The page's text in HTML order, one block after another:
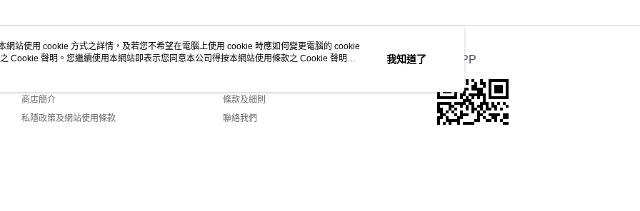
關於我們
商店簡介
私隱政策及網站使用條款
客戶服務
條款及細則
聯絡我們
官方APP
網站使用 cookie 方式之詳情，及若您不希望在電腦上使用 cookie 時應如何變更電腦的 cookie
之 Cookie 聲明。您繼續使用本網站即表示您同意本公司得按本網站使用條款之 Cookie 聲明使
我知道了